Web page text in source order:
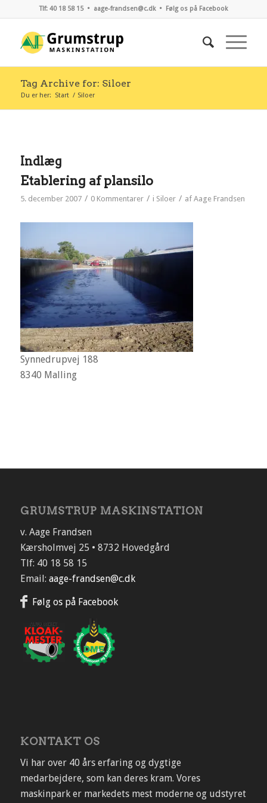
Tlf: 40 18 58 15 • aage-frandsen@c.dk• Følg os på Facebook
Tag Archive for: Siloer
Du er her: Start / Siloer
Indlæg
Etablering af plansilo
5. december 2007 / 0 Kommentarer / i Siloer / af Aage Frandsen
Synnedrupvej 188
8340 Malling
GRUMSTRUP MASKINSTATION
v. Aage Frandsen
Kærsholmvej 25 • 8732 Hovedgård
Tlf: 40 18 58 15
Email: aage-frandsen@c.dk
Følg os på Facebook
KONTAKT OS
Vi har over 40 års erfaring og dygtige
medarbejdere, som kan deres kram. Vores
maskinpark er markedets mest moderne og udstyret